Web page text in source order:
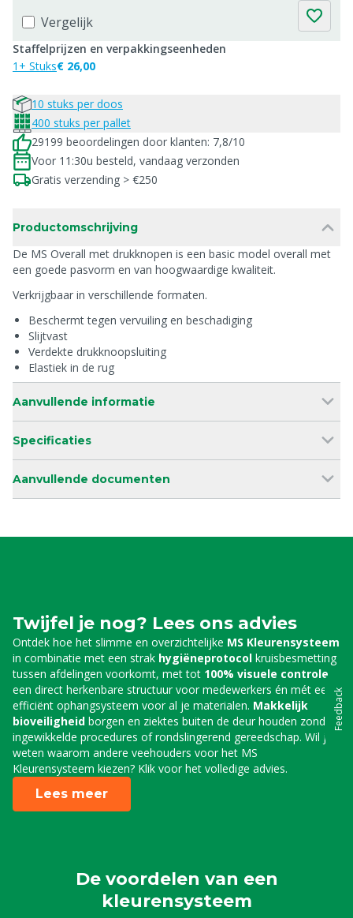
Vergelijk
Staffelprijzen en verpakkingseenheden
1+ Stuks€ 26,00
10 stuks per doos
400 stuks per pallet
29199 beoordelingen door klanten: 7,8/10
Voor 11:30u besteld, vandaag verzonden
Gratis verzending > €250
Productomschrijving
De MS Overall met drukknopen is een basic model overall met
een goede pasvorm en van hoogwaardige kwaliteit.
Verkrijgbaar in verschillende formaten.
Beschermt tegen vervuiling en beschadiging
Slijtvast
Verdekte drukknoopsluiting
Elastiek in de rug
Aanvullende informatie
Specificaties
Aanvullende documenten
Twijfel je nog? Lees ons advies
Ontdek hoe het slimme en overzichtelijke MS Kleurensysteem
in combinatie met een strak hygiëneprotocol kruisbesmetting
tussen afdelingen voorkomt, met tot 100% visuele controle
een direct herkenbare structuur voor medewerkers én mét een
efficiënt ophangsysteem voor al je materialen. Makkelijk
bioveiligheid borgen en ziektes buiten de deur houden zonder
ingewikkelde procedures of rondslingerend gereedschap. Wil je
weten waarom andere veehouders voor het MS
Kleurensysteem kiezen? Klik voor het volledige advies.
Lees meer
De voordelen van een
kleurensysteem
Feedback